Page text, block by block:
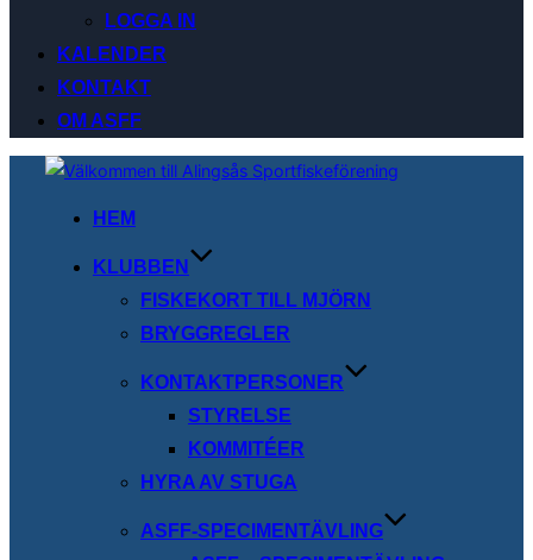
LOGGA IN
KALENDER
KONTAKT
OM ASFF
Hoppa
HEM
KLUBBEN
FISKEKORT TILL MJÖRN
BRYGGREGLER
KONTAKTPERSONER
STYRELSE
KOMMITÉER
HYRA AV STUGA
ASFF-SPECIMENTÄVLING